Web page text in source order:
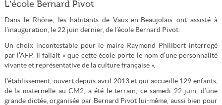
L’école Bernard Pivot
Dans le Rhône, les habitants de Vaux-en-Beaujolais ont assisté à
l’inauguration, le 22 juin dernier, de l’école Bernard Pivot.
Un choix incontestable pour le maire Raymond Philibert interrogé
par l’AFP. Il fallait « que cette école porte le nom d’une personnalité
vivante et représentative de la culture française ».
L’établissement, ouvert depuis avril 2013 et qui accueille 129 enfants,
de la maternelle au CM2, a été le terrain, ce samedi 22 juin, d’une
grande dictée, organisée par Bernard Pivot lui-même, aussi bien pour